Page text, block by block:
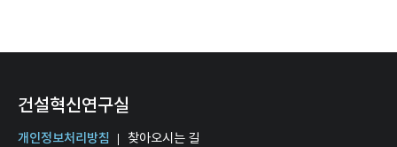
건설혁신연구실
개인정보처리방침 찾아오시는 길